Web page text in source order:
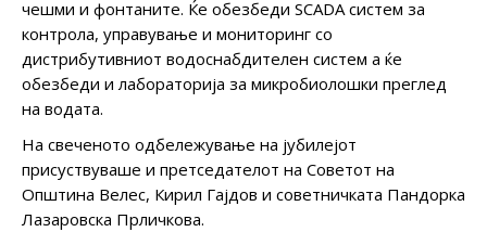
чешми и фонтаните. Ќе обезбеди SCADA систем за
контрола, управување и мониторинг со
дистрибутивниот водоснабдителен систем а ќе
обезбеди и лабораторија за микробиолошки преглед
на водата.
На свеченото одбележување на јубилејот
присуствуваше и претседателот на Советот на
Општина Велес, Кирил Гајдов и советничката Пандорка
Лазаровска Прличкова.